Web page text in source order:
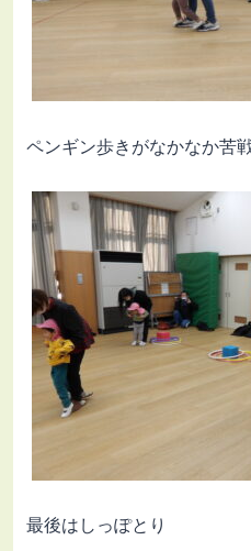
ペンギン歩きがなかなか苦
最後はしっぽとり